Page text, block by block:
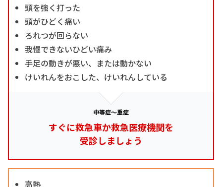
頭を強く打った
頭がひどく痛い
ろれつが回らない
我慢できないひどい痛み
手足の動きが悪い、または動かない
けいれんをおこした、けいれんしている
中等症～重症
すぐに救急車か救急医療機関を
受診しましょう
高熱